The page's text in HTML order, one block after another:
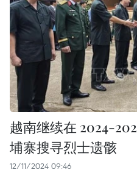
越南继续在 2024-
埔寨搜寻烈士遗骸
12/11/2024 09:46